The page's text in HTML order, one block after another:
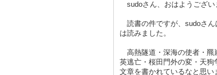
sudoさん、おはようござい
読書の件ですが、sudoさん
は読みました。
高熱隧道・深海の使者・羆
英逃亡・桜田門外の変・天
文章を書かれているなと思い